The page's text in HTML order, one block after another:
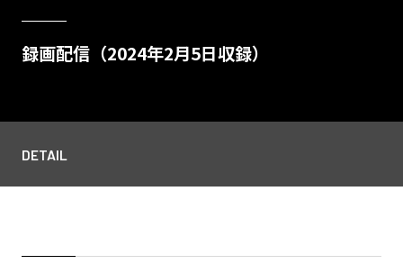
録画配信（2024年2月5日収録）
DETAIL